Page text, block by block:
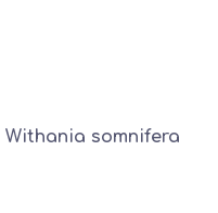
Withania somnifera